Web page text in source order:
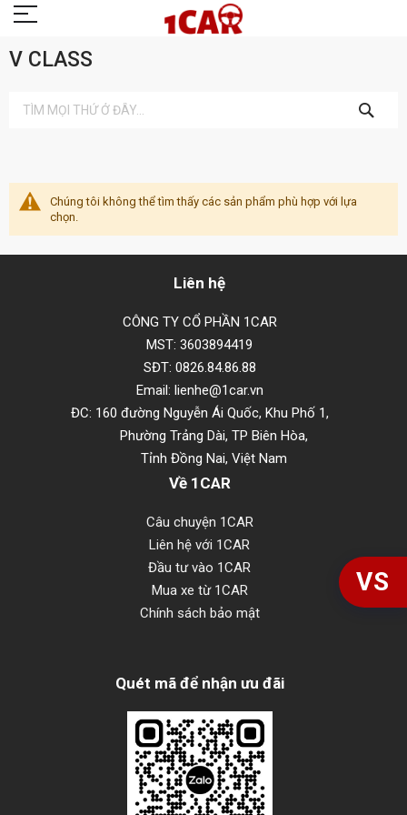
V CLASS
KIẾM
Chúng tôi không thể tìm thấy các sản phẩm phù hợp với lựa
chọn.
Liên hệ
CÔNG TY CỔ PHẦN 1CAR
MST: 3603894419
SĐT: 0826.84.86.88
Email: lienhe@1car.vn
ĐC: 160 đường Nguyễn Ái Quốc, Khu Phố 1,
Phường Trảng Dài, TP Biên Hòa,
Tỉnh Đồng Nai, Việt Nam
Về 1CAR
Câu chuyện 1CAR
Liên hệ với 1CAR
Đầu tư vào 1CAR
Mua xe từ 1CAR
Chính sách bảo mật
Quét mã để nhận ưu đãi
VS